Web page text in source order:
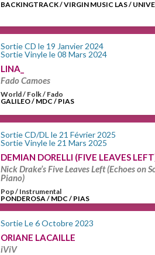
BACKINGTRACK / VIRGIN MUSIC LAS /
Sortie CD le 19 Janvier 2024
Sortie Vinyle le 08 Mars 2024
LINA_
Fado Camoes
World / Folk / Fado
GALILEO / MDC / PIAS
Sortie CD/DL le 21 Février 2025
Sortie Vinyle le 21 Mars 2025
DEMIAN DORELLI (FIVE LEAVES
Nick Drake’s Five Leaves Left (Echoes on
Piano)
Pop / Instrumental
PONDEROSA / MDC / PIAS
Sortie Le 6 Octobre 2023
ORIANE LACAILLE
iViV